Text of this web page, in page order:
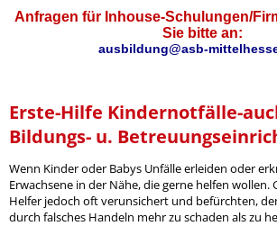
Anfragen für Inhouse-Schulungen/
Sie bitte an:
ausbildung@asb-
Erste-Hilfe Kindernotfälle-
Bildungs- u.
Wenn Kinder oder Babys Unfälle erleiden oder
Erwachsene in der Nähe, die gerne helfen wollen.
Helfer jedoch oft verunsichert und befürchten,
durch falsches Handeln mehr zu schaden als zu